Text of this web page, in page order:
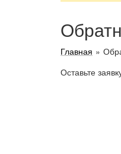
Главная »
Оставьте